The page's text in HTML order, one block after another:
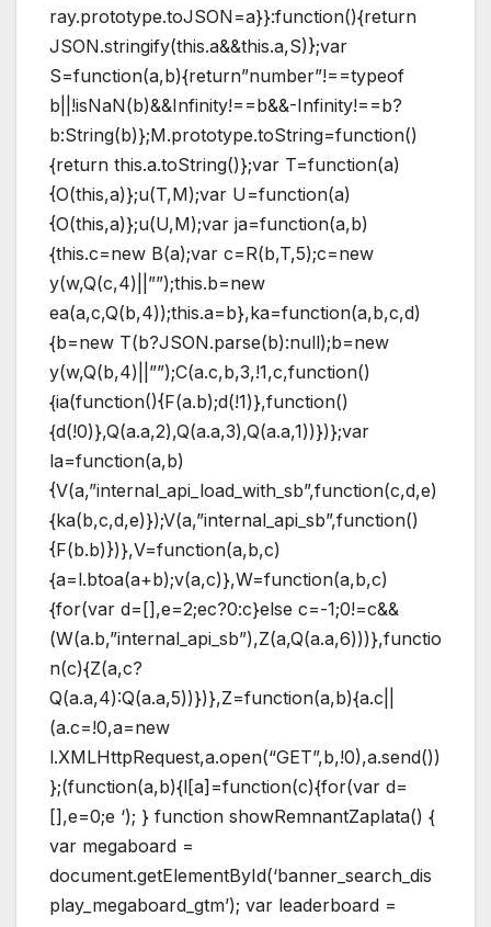
ray.prototype.toJSON=a}}:function(){return
JSON.stringify(this.a&&this.a,S)};var
S=function(a,b){return”number”!==typeof
b||!isNaN(b)&&Infinity!==b&&-Infinity!==b?
b:String(b)};M.prototype.toString=function()
{return this.a.toString()};var T=function(a)
{O(this,a)};u(T,M);var U=function(a)
{O(this,a)};u(U,M);var ja=function(a,b)
{this.c=new B(a);var c=R(b,T,5);c=new
y(w,Q(c,4)||””);this.b=new
ea(a,c,Q(b,4));this.a=b},ka=function(a,b,c,d)
{b=new T(b?JSON.parse(b):null);b=new
y(w,Q(b,4)||””);C(a.c,b,3,!1,c,function()
{ia(function(){F(a.b);d(!1)},function()
{d(!0)},Q(a.a,2),Q(a.a,3),Q(a.a,1))})};var
la=function(a,b)
{V(a,”internal_api_load_with_sb”,function(c,d,e)
{ka(b,c,d,e)});V(a,”internal_api_sb”,function()
{F(b.b)})},V=function(a,b,c)
{a=l.btoa(a+b);v(a,c)},W=function(a,b,c)
{for(var d=[],e=2;ec?0:c}else c=-1;0!=c&&
(W(a.b,”internal_api_sb”),Z(a,Q(a.a,6)))},functio
n(c){Z(a,c?
Q(a.a,4):Q(a.a,5))})},Z=function(a,b){a.c||
(a.c=!0,a=new
l.XMLHttpRequest,a.open(“GET”,b,!0),a.send())
};(function(a,b){l[a]=function(c){for(var d=
[],e=0;e ‘); } function showRemnantZaplata() {
var megaboard =
document.getElementById(‘banner_search_dis
play_megaboard_gtm’); var leaderboard =